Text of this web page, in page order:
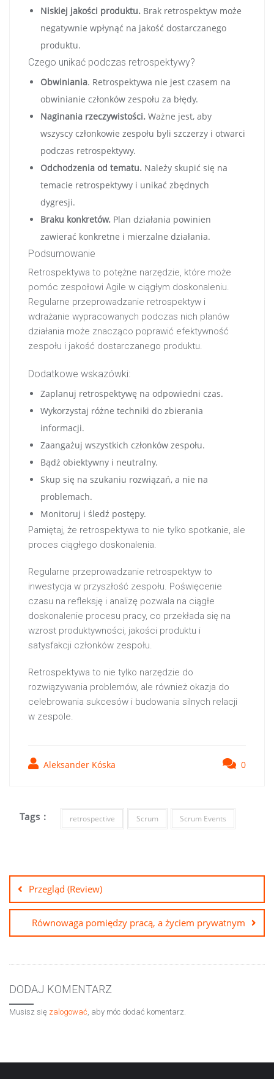
Niskiej jakości produktu. Brak retrospektyw może
negatywnie wpłynąć na jakość dostarczanego
produktu.
Czego unikać podczas retrospektywy?
Obwiniania. Retrospektywa nie jest czasem na
obwinianie członków zespołu za błędy.
Naginania rzeczywistości. Ważne jest, aby
wszyscy członkowie zespołu byli szczerzy i otwarci
podczas retrospektywy.
Odchodzenia od tematu. Należy skupić się na
temacie retrospektywy i unikać zbędnych
dygresji.
Braku konkretów. Plan działania powinien
zawierać konkretne i mierzalne działania.
Podsumowanie
Retrospektywa to potężne narzędzie, które może
pomóc zespołowi Agile w ciągłym doskonaleniu.
Regularne przeprowadzanie retrospektyw i
wdrażanie wypracowanych podczas nich planów
działania może znacząco poprawić efektywność
zespołu i jakość dostarczanego produktu.
Dodatkowe wskazówki:
Zaplanuj retrospektywę na odpowiedni czas.
Wykorzystaj różne techniki do zbierania
informacji.
Zaangażuj wszystkich członków zespołu.
Bądź obiektywny i neutralny.
Skup się na szukaniu rozwiązań, a nie na
problemach.
Monitoruj i śledź postępy.
Pamiętaj, że retrospektywa to nie tylko spotkanie, ale
proces ciągłego doskonalenia.
Regularne przeprowadzanie retrospektyw to
inwestycja w przyszłość zespołu. Poświęcenie
czasu na refleksję i analizę pozwala na ciągłe
doskonalenie procesu pracy, co przekłada się na
wzrost produktywności, jakości produktu i
satysfakcji członków zespołu.
Retrospektywa to nie tylko narzędzie do
rozwiązywania problemów, ale również okazja do
celebrowania sukcesów i budowania silnych relacji
w zespole.
Aleksander Kóska 0
Tags : retrospective Scrum Scrum Events
wpisuPrzegląd (Review)
Równowaga pomiędzy pracą, a życiem prywatnym
DODAJ KOMENTARZ
Musisz się zalogować , aby móc dodać komentarz.